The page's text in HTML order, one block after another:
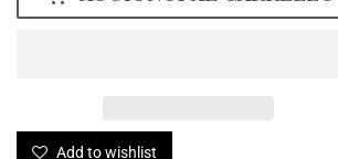
Add to wishlist